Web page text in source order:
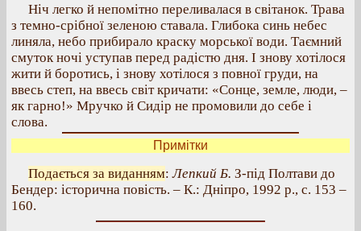
Ніч легко й непомітно переливалася в світанок. Трава
з темно-срібної зеленою ставала. Глибока синь небес
линяла, небо прибирало краску морської води. Таємний
смуток ночі уступав перед радістю дня. І знову хотілося
жити й боротись, і знову хотілося з повної груди, на
ввесь степ, на ввесь світ кричати: «Сонце, земле, люди, –
як гарно!» Мручко й Сидір не промовили до себе і
слова.
Примітки
Подається за виданням:Лепкий Б. З-під Полтави до
Бендер: історична повість. – К.: Дніпро, 1992 р., с. 153 –
160.